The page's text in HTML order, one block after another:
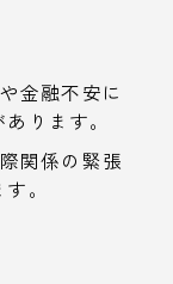
金融不安に
ります。
関係の緊張
。